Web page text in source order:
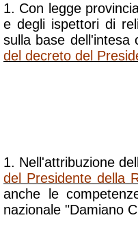
1. Con legge
e degli ispettori di
sulla base dell'intesa
del decreto del
1. Nell'attribuzione
del Presidente della
anche le
nazionale "Damiano